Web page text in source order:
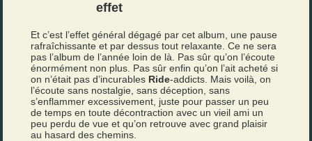
effet
Et c’est l’effet général dégagé par cet album, une pause
rafraîchissante et par dessus tout relaxante. Ce ne sera
pas l’album de l’année loin de là. Pas sûr qu’on l’écoute
énormément non plus. Pas sûr enfin qu’on l’ait acheté si
on n’était pas d’incurables Ride-addicts. Mais voilà, on
l’écoute sans nostalgie, sans déception, sans
s’enflammer excessivement, juste pour passer un peu
de temps en toute décontraction avec un vieil ami un
peu perdu de vue et qu’on retrouve avec grand plaisir
au hasard des chemins.